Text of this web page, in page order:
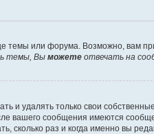
или форума. Возможно, вам
темы, Вы можете отвечать на
и удалять только свои
вашего сообщения имеются
сколько раз и когда именно вы